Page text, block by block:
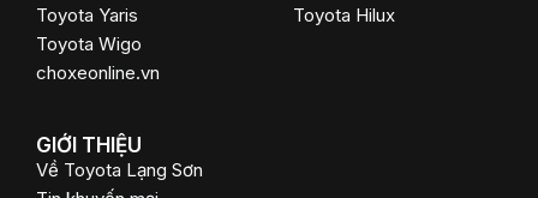
Toyota Yaris
Toyota Wigo
choxeonline.vn
Toyota Hilux
GIỚI THIỆU
Về Toyota Lạng Sơn